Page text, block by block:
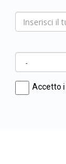
Accetto i